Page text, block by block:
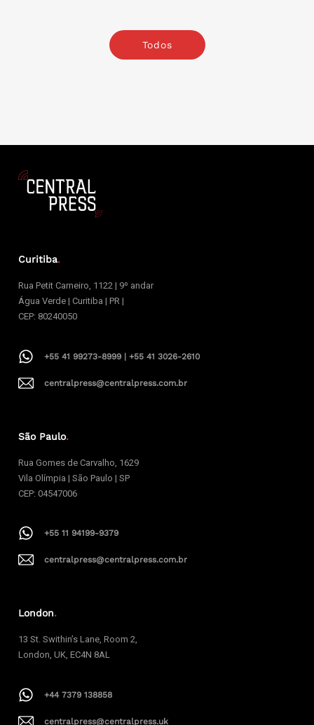
Todos
Curitiba.
Rua Petit Carneiro, 1122 | 9º andar
Água Verde | Curitiba | PR |
CEP: 80240050
+55 41 99273-8999 | +55 41 3026-2610
centralpress@centralpress.com.br
São Paulo.
Rua Gomes de Carvalho, 1629
Vila Olímpia | São Paulo | SP
CEP: 04547006
+55 11 94199-9379
centralpress@centralpress.com.br
London.
13 St. Swithin’s Lane, Room 2,
London, UK, EC4N 8AL
+44 7379 138858
centralpress@centralpress.uk